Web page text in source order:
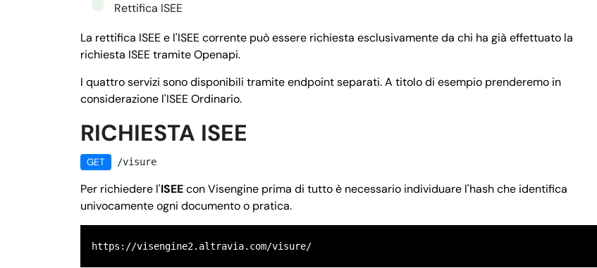
Rettifica ISEE
La rettifica ISEE e l'ISEE corrente può essere richiesta esclusivamente da chi ha già effettuato la
richiesta ISEE tramite Openapi.
I quattro servizi sono disponibili tramite endpoint separati. A titolo di esempio prenderemo in
considerazione l'ISEE Ordinario.
RICHIESTA ISEE
GET /visure
Per richiedere l'ISEEcon Visengine prima di tutto è necessario individuare l'hash che identifica
univocamente ogni documento o pratica.
https://visengine2.altravia.com/visure/